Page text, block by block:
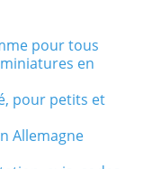
pour tous
en
pour petits et
Allemagne